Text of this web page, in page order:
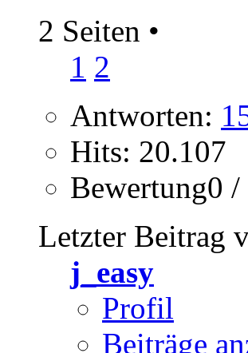
2 Seiten •
1 2
Antworten:
Hits: 20.107
Bewertung0 /
Letzter Beitrag
j_easy
Profil
Beiträge